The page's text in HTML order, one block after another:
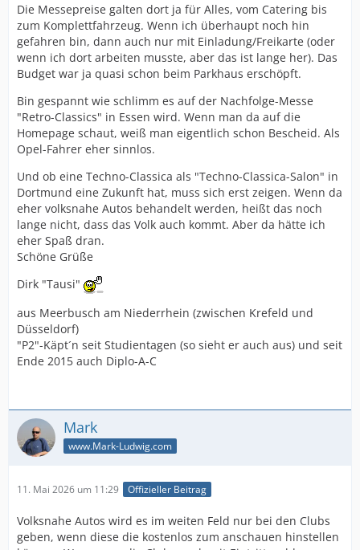
Die Messepreise galten dort ja für Alles, vom Catering bis
zum Komplettfahrzeug. Wenn ich überhaupt noch hin
gefahren bin, dann auch nur mit Einladung/Freikarte (oder
wenn ich dort arbeiten musste, aber das ist lange her). Das
Budget war ja quasi schon beim Parkhaus erschöpft.
Bin gespannt wie schlimm es auf der Nachfolge-Messe
"Retro-Classics" in Essen wird. Wenn man da auf die
Homepage schaut, weiß man eigentlich schon Bescheid. Als
Opel-Fahrer eher sinnlos.
Und ob eine Techno-Classica als "Techno-Classica-Salon" in
Dortmund eine Zukunft hat, muss sich erst zeigen. Wenn da
eher volksnahe Autos behandelt werden, heißt das noch
lange nicht, dass das Volk auch kommt. Aber da hätte ich
eher Spaß dran.
Schöne Grüße
Dirk "Tausi"
aus Meerbusch am Niederrhein (zwischen Krefeld und
Düsseldorf)
"P2"-Käpt´n seit Studientagen (so sieht er auch aus) und seit
Ende 2015 auch Diplo-A-C
Mark
www.Mark-Ludwig.com
11. Mai 2026 um 11:29 Offizieller Beitrag
Volksnahe Autos wird es im weiten Feld nur bei den Clubs
geben, wenn diese die kostenlos zum anschauen hinstellen